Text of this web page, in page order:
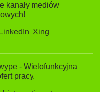
kanały mediów
LinkedIn Xing
- Wielofunkcyjna
pracy.